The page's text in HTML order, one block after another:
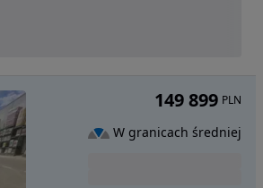
149 899 PLN
W granicach średniej